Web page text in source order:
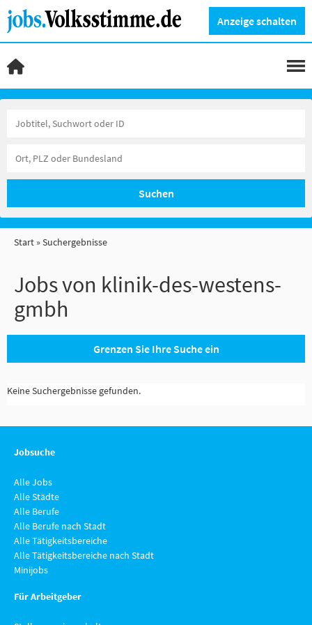
Anzeige schalten
Suchen
Start Suchergebnisse
Jobs von klinik-des-westens-
gmbh
Grenzen Sie Ihre Suche ein
Keine Suchergebnisse gefunden.
Jobsuche
Alle Jobs
Alle Städte
Alle Berufe
Alle Berufe nach Stadt
Alle Tätigkeitsbereiche
Alle Tätigkeitsbereiche nach Stadt
Minijobs
Für Arbeitgeber